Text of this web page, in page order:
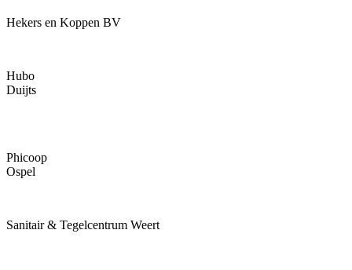
Hekers en Koppen BV
Hubo
Duijts
Phicoop
Ospel
Sanitair & Tegelcentrum Weert